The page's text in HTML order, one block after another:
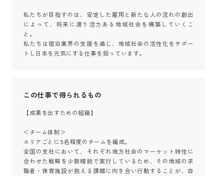
私たちが目指すのは、安定した雇用と新たな人の流れの創出
によって、将来に渡り活力ある地域社会を構築していくこ
と。
私たちは宿泊業界の支援を通じ、地域社会の活性化をサポー
トし日本を元気にする仕事を担っています。
この仕事で得られるもの
【成果を出すための組織】
＜チーム体制＞
エリアごとに5名程度のチームを編成。
全国の支社において、それぞれ地方社会のマーケット特性に
合わせた戦略を少数精鋭で実行しているため、その地域の求
職者・保育施設が抱える課題に向き合い行動することが、自